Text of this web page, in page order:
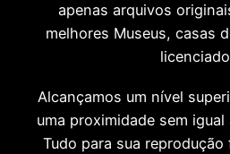
apenas arquivos
melhores Museus, casas
Alcançamos um nível
uma proximidade sem
Tudo para sua